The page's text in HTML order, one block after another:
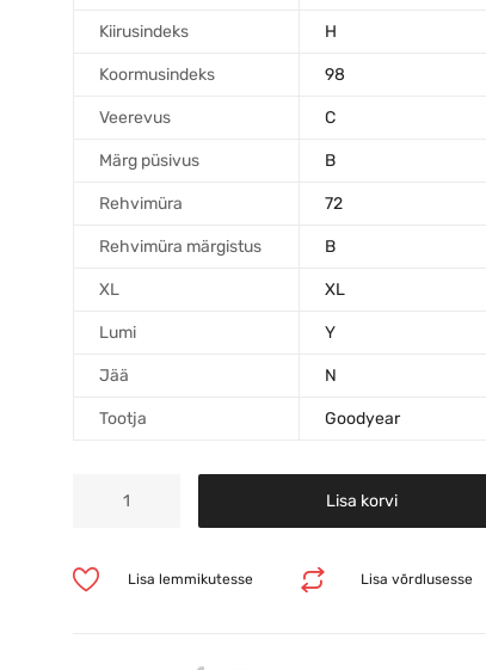
Kiirusindeks H
Koormusindeks 98
Veerevus C
Märg püsivus B
Rehvimüra 72
Rehvimüra märgistus B
XL XL
Lumi Y
Jää N
Tootja Goodyear
Lisa korvi
Lisa võrdlusesse
Lisa lemmikutesse